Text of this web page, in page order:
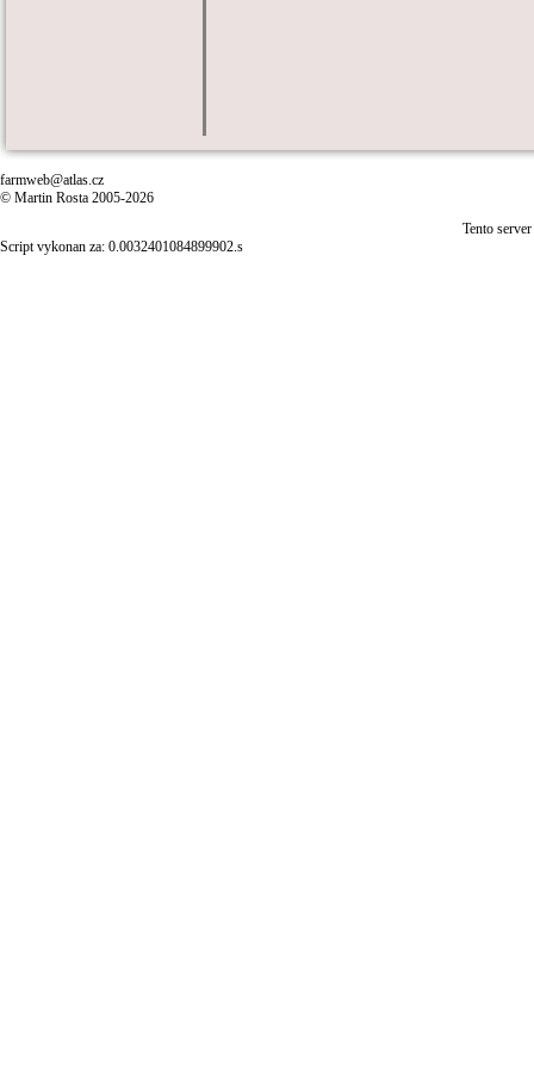
farmweb@atlas.cz
© Martin Rosta 2005-2026
Tento
Script vykonan za: 0.0032401084899902.s